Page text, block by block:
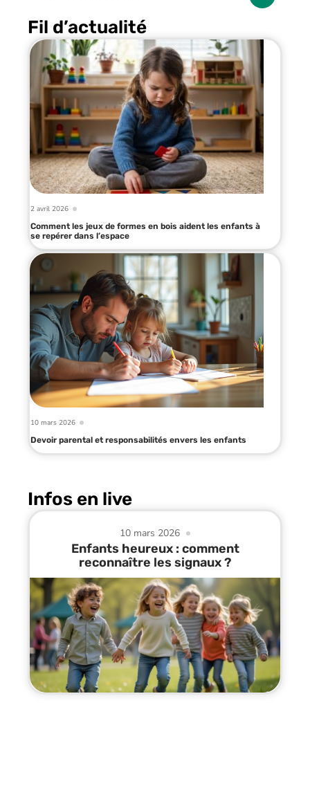
Fil d’actualité
2 avril 2026
Comment les jeux de formes en bois aident les enfants à
se repérer dans l’espace
10 mars 2026
Devoir parental et responsabilités envers les enfants
Infos en live
10 mars 2026
Enfants heureux : comment
reconnaître les signaux ?